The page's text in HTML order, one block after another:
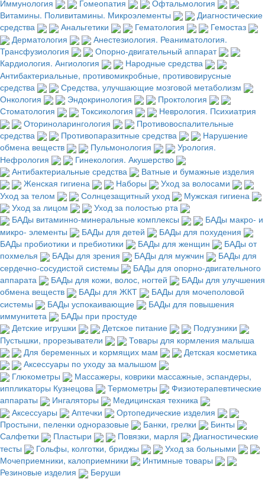
Иммунология
Гомеопатия
Офтальмология
Витамины. Поливитамины. Микроэлементы
Диагностические
средства
Анальгетики Гематология
Гемостаз
Дерматология
Анестезиология. Реаниматология.
Трансфузиология
Опорно-двигательный аппарат
Кардиология. Ангиология
Народные средства
Антибактериальные, противомикробные, противовирусные
средства
Средства, улучшающие мозговой метаболизм
Онкология
Эндокринология
Проктология
Стоматология
Токсикология
Неврология. Психиатрия
Оториноларингология
Противовоспалительные
средства
Противопаразитные средства
Нарушение
обмена веществ
Пульмонология
Урология.
Нефрология
Гинекология. Акушерство
Антибактериальные средства
Ватные и бумажные изделия
Женская гигиена
Наборы
Уход за волосами
Уход за телом
Солнцезащитный уход
Мужская гигиена
Уход за лицом
Уход за полостью рта
БАДы витаминно-минеральные комплексы
БАДы макро- и
микро- элементы
БАДы для детей
БАДы для похудения
БАДы пробиотики и пребиотики
БАДы для женщин
БАДы от
похмелья
БАДы для зрения БАДы для мужчин
БАДы для
сердечно-сосудистой системы
БАДы для опорно-двигательного
аппарата
БАДы для кожи, волос, ногтей
БАДы для улучшения
обмена веществ
БАДы для ЖКТ
БАДы для мочеполовой
системы
БАДы успокаивающие
БАДы для повышения
иммунитета
БАДы при простуде
Детские игрушки
Детское питание
Подгузники
Пустышки, прорезыватели
Товары для кормления малыша
Для беременных и кормящих мам
Детская косметика
Аксессуары по уходу за малышом
Глюкометры
Массажеры, коврики массажные, эспандеры,
иппликаторы Кузнецова
Термометры
Физиотерапевтические
аппараты
Ингаляторы
Медицинская техника
Аксессуары
Аптечки
Ортопедические изделия
Простыни, пеленки одноразовые
Банки, грелки
Бинты
Салфетки
Пластыри Повязки, марля
Диагностические
тесты
Гольфы, колготки, бриджы
Уход за больными
Мочеприемники, калоприемники
Интимные товары
Резиновые изделия
Беруши